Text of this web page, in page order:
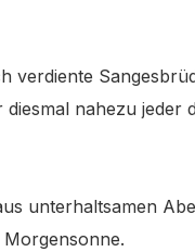
verdiente
nahezu jeder
unterhaltsamen